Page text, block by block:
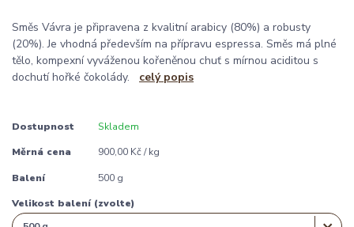
Směs Vávra je připravena z kvalitní arabicy (80%) a robusty
(20%). Je vhodná především na přípravu espressa. Směs má plné
tělo, kompexní vyváženou kořeněnou chuť s mírnou aciditou s
dochutí hořké čokolády. celý popis
Dostupnost Skladem
Měrná cena 900,00 Kč / kg
Balení 500 g
Velikost balení (zvolte)